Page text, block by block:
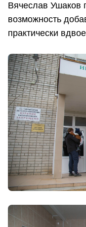
Вячеслав Ушаков
возможность
практически